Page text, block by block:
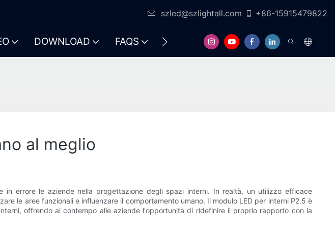
szled@szlightall.com +86-15915479822
DOWNLOAD FAQS RISORSE E SUPPORTO
al meglio
errore le aziende nella progettazione degli spazi interni. In realtà, un utilizzo efficace
le aree funzionali e influenzare il comportamento umano. Il modulo LED per interni P2.5 è
offrendo al contempo alle aziende l'opportunità di ridefinire il proprio rapporto con la